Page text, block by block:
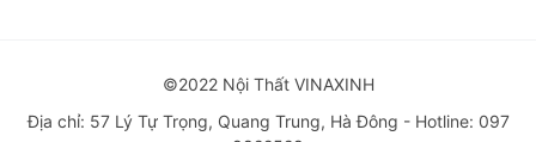
©2022 Nội Thất VINAXINH
Địa chỉ: 57 Lý Tự Trọng, Quang Trung, Hà Đông - Hotline: 097